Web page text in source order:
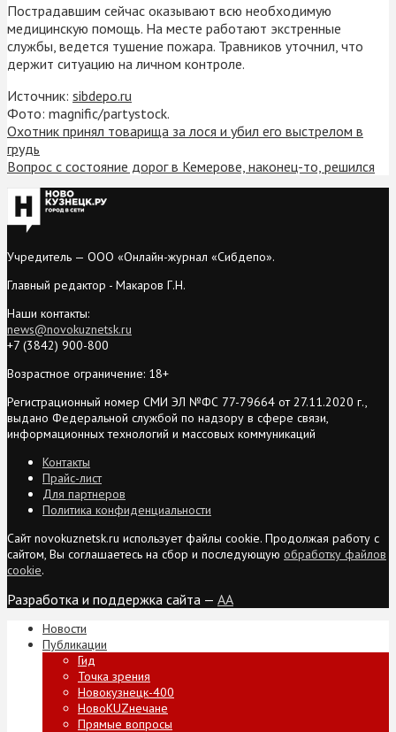
Пострадавшим сейчас оказывают всю необходимую
медицинскую помощь. На месте работают экстренные
службы, ведется тушение пожара. Травников уточнил, что
держит ситуацию на личном контроле.
Источник: sibdepo.ru
Фото: magnific/partystock.
Охотник принял товарища за лося и убил его выстрелом в
грудь
Вопрос с состояние дорог в Кемерове, наконец-то, решился
Учредитель — ООО «Онлайн-журнал «Сибдепо».
Главный редактор - Макаров Г.Н.
Наши контакты:
news@novokuznetsk.ru
+7 (3842) 900-800
Возрастное ограничение: 18+
Регистрационный номер СМИ ЭЛ №ФС 77-79664 от 27.11.2020 г.,
выдано Федеральной службой по надзору в сфере связи,
информационных технологий и массовых коммуникаций
Контакты
Прайс-лист
Для партнеров
Политика конфиденциальности
Сайт novokuznetsk.ru использует файлы cookie. Продолжая работу с
сайтом, Вы соглашаетесь на сбор и последующую обработку файлов
cookie.
Разработка и поддержка сайта — AA
Новости
Публикации
Гид
Точка зрения
Новокузнецк-400
НовоKUZнечане
Прямые вопросы